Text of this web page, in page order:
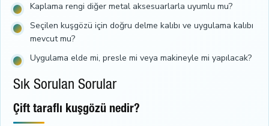
Kaplama rengi diğer metal aksesuarlarla uyumlu mu?
Seçilen kuşgözü için doğru delme kalıbı ve uygulama kalıbı
mevcut mu?
Uygulama elde mi, presle mi veya makineyle mi yapılacak?
Sık Sorulan Sorular
Çift taraflı kuşgözü nedir?